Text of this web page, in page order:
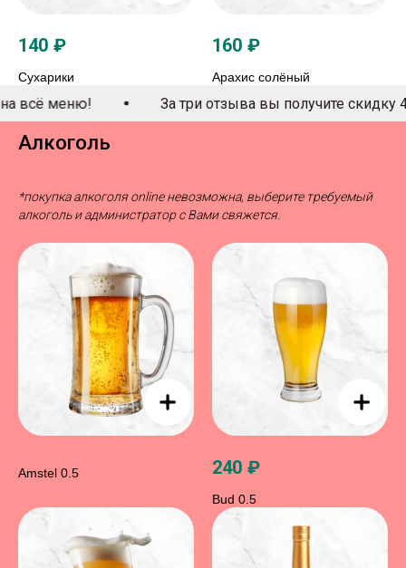
140 ₽
Сухарики
160 ₽
Арахис солёный
За три отзыва вы получите скидку 40% на всё
Алкоголь
*покупка алкоголя online невозможна, выберите требуемый
алкоголь и администратор с Вами свяжется.
Amstel 0.5 240 ₽
Bud 0.5